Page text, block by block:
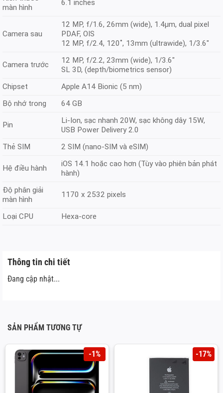
màn hình
6.1 inches
Camera sau
12 MP, f/1.6, 26mm (wide), 1.4µm, dual pixel
PDAF, OIS
12 MP, f/2.4, 120˚, 13mm (ultrawide), 1/3.6″
Camera trước
12 MP, f/2.2, 23mm (wide), 1/3.6″
SL 3D, (depth/biometrics sensor)
Chipset
Apple A14 Bionic (5 nm)
Bộ nhớ trong
64 GB
Pin
Li-Ion, sạc nhanh 20W, sạc không dây 15W,
USB Power Delivery 2.0
Thẻ SIM
2 SIM (nano‑SIM và eSIM)
Hệ điều hành
iOS 14.1 hoặc cao hơn (Tùy vào phiên bản phát
hành)
Độ phân giải
màn hình
1170 x 2532 pixels
Loại CPU Hexa-core
Thông tin chi tiết
Đang cập nhật...
SẢN PHẨM TƯƠNG TỰ
-1% -17%